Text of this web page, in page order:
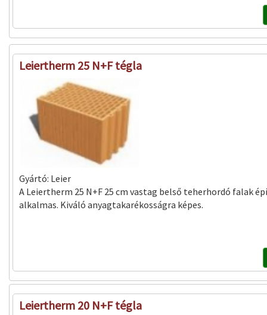
Leiertherm 25 N+F tégla
Gyártó: Leier
A Leiertherm 25 N+F 25 cm vastag belső teherhordó falak
alkalmas. Kiváló anyagtakarékosságra képes.
Leiertherm 20 N+F tégla